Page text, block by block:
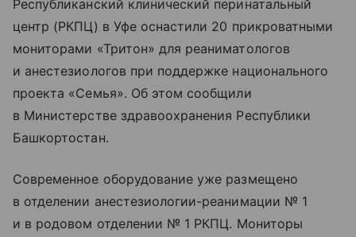
Республиканский клинический перинатальный
центр (РКПЦ) в Уфе оснастили 20 прикроватными
мониторами «Тритон» для реаниматологов
и анестезиологов при поддержке национального
проекта «Семья». Об этом сообщили
в Министерстве здравоохранения Республики
Башкортостан.
Современное оборудование уже размещено
в отделении анестезиологии-реанимации № 1
и в родовом отделении № 1 РКПЦ. Мониторы